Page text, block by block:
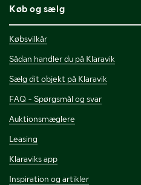
Køb og sælg
Købsvilkår
Sådan handler du på Klaravik
Sælg dit objekt på Klaravik
FAQ - Spørgsmål og svar
Auktionsmæglere
Leasing
Klaraviks app
Inspiration og artikler